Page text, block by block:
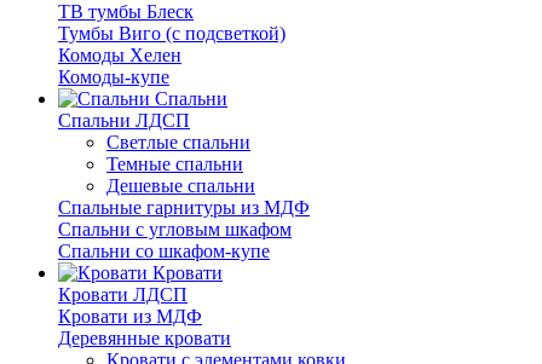
ТВ тумбы Блеск
Тумбы Виго (с подсветкой)
Комоды Хелен
Комоды-купе
Спальни
Спальни ЛДСП
Светлые спальни
Темные спальни
Дешевые спальни
Спальные гарнитуры из МДФ
Спальни с угловым шкафом
Спальни со шкафом-купе
Кровати
Кровати ЛДСП
Кровати из МДФ
Деревянные кровати
Кровати с элементами ковки